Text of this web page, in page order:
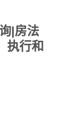
|房法
执行和